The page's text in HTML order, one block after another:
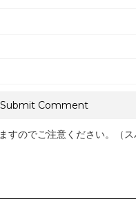
すのでご注意ください。（ス